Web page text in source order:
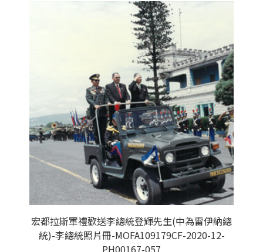
宏都拉斯軍禮歡送李總統登輝先生(中為雷伊納總
統)-李總統照片冊-MOFA109179CF-2020-12-
PH00167-057